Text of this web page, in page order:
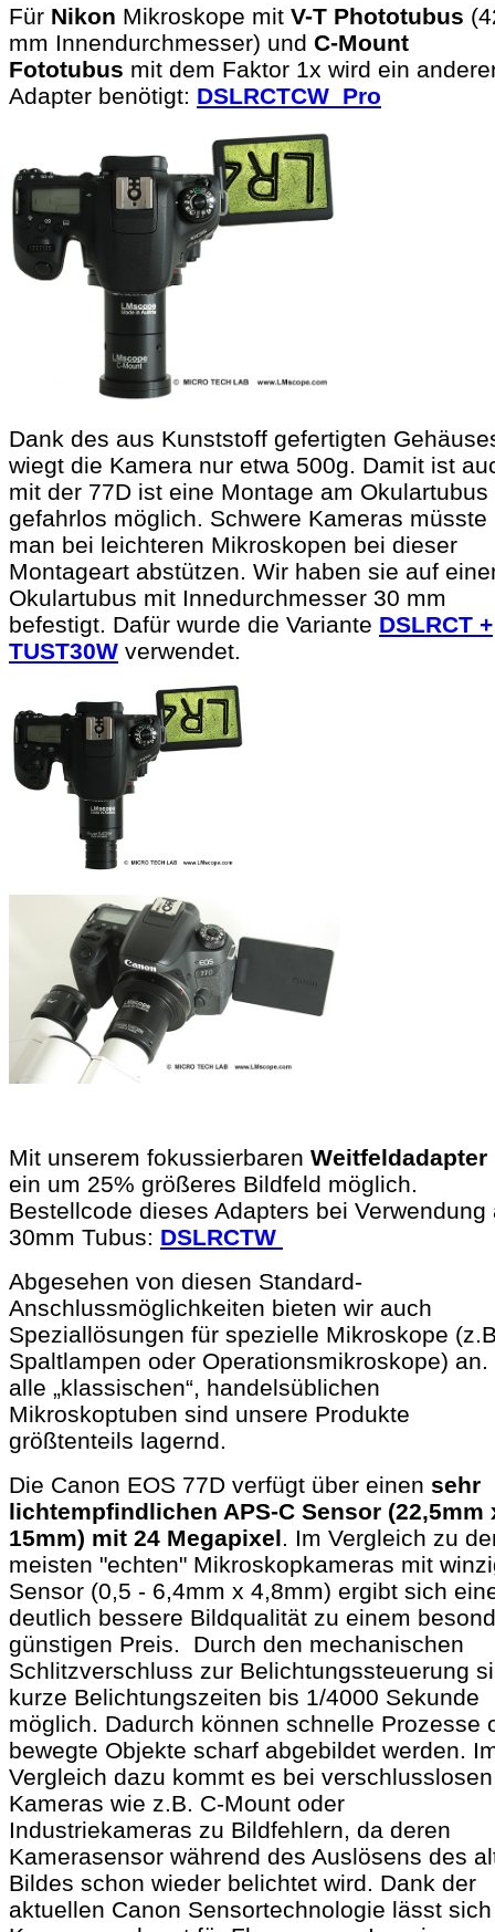
Für Nikon Mikroskope mit V-T Phototubus
mm Innendurchmesser) und C-Mount
Fototubus mit dem Faktor 1x wird ein
Adapter benötigt: DSLRCTCW_Pro
Dank des aus Kunststoff gefertigten
wiegt die Kamera nur etwa 500g. Damit ist
mit der 77D ist eine Montage am Okulartubus
gefahrlos möglich. Schwere Kameras müsste
man bei leichteren Mikroskopen bei dieser
Montageart abstützen. Wir haben sie auf
Okulartubus mit Innedurchmesser 30 mm
befestigt. Dafür wurde die Variante DSLRCT +
TUST30W verwendet.
Mit unserem fokussierbaren Weitfeldadapter
ein um 25% größeres Bildfeld möglich.
Bestellcode dieses Adapters bei Verwendung
30mm Tubus: DSLRCTW
Abgesehen von diesen Standard-
Anschlussmöglichkeiten bieten wir auch
Speziallösungen für spezielle Mikroskope
Spaltlampen oder Operationsmikroskope) an.
alle „klassischen“, handelsüblichen
Mikroskoptuben sind unsere Produkte
größtenteils lagernd.
Die Canon EOS 77D verfügt über einen sehr
lichtempfindlichen APS-C Sensor (22,5mm
15mm) mit 24 Megapixel. Im Vergleich zu
meisten "echten" Mikroskopkameras mit
Sensor (0,5 - 6,4mm x 4,8mm) ergibt sich
deutlich bessere Bildqualität zu einem
günstigen Preis. Durch den mechanischen
Schlitzverschluss zur Belichtungssteuerung
kurze Belichtungszeiten bis 1/4000 Sekunde
möglich. Dadurch können schnelle Prozesse
bewegte Objekte scharf abgebildet werden.
Vergleich dazu kommt es bei verschlusslosen
Kameras wie z.B. C-Mount oder
Industriekameras zu Bildfehlern, da deren
Kamerasensor während des Auslösens des
Bildes schon wieder belichtet wird. Dank der
aktuellen Canon Sensortechnologie lässt